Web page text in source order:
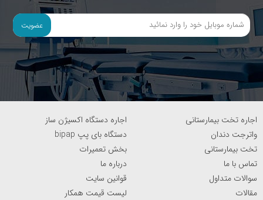
عضویت
اجاره تخت بیمارستانی
اجاره دستگاه اکسیژن ساز
واترجت دندان
دستگاه بای پپ bipap
تخت بیمارستانی
بخش تعمیرات
تماس با ما
درباره ما
سوالات متداول
قوانین سایت
مقالات
لیست قیمت همکار